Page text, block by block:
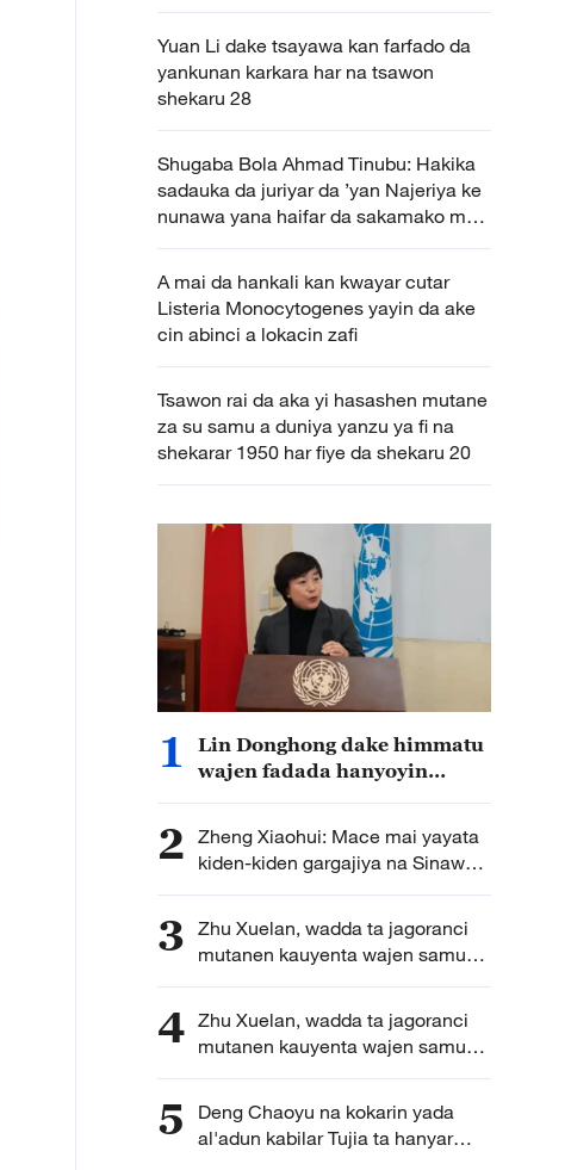
Yuan Li dake tsayawa kan farfado da
yankunan karkara har na tsawon
shekaru 28
Shugaba Bola Ahmad Tinubu: Hakika
sadauka da juriyar da ’yan Najeriya ke
nunawa yana haifar da sakamako mai
kyau
A mai da hankali kan kwayar cutar
Listeria Monocytogenes yayin da ake
cin abinci a lokacin zafi
Tsawon rai da aka yi hasashen mutane
za su samu a duniya yanzu ya fi na
shekarar 1950 har fiye da shekaru 20
1
Lin Donghong dake himmatu
wajen fadada hanyoyin
fasahohin dijital
2 Zheng Xiaohui: Mace mai yayata
kiden-kiden gargajiya na Sinawa
da kayan gogen Erhu a ketare
3 Zhu Xuelan, wadda ta jagoranci
mutanen kauyenta wajen samun
arziki da sana’ar shayi（B）
4 Zhu Xuelan, wadda ta jagoranci
mutanen kauyenta wajen samun
arziki da sana’ar shayi
5
Deng Chaoyu na kokarin yada
al'adun kabilar Tujia ta hanyar